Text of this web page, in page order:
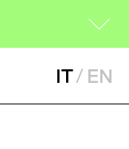
IT/ EN